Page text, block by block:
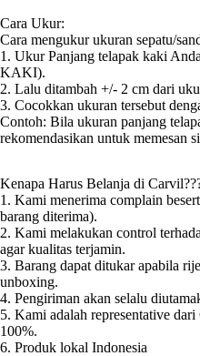
Cara Ukur:
Cara mengukur ukuran sepatu/
1. Ukur Panjang telapak kaki
KAKI).
2. Lalu ditambah +/- 2 cm dari
3. Cocokkan ukuran tersebut
Contoh: Bila ukuran panjang
rekomendasikan untuk memesan
Kenapa Harus Belanja di
1. Kami menerima complain
barang diterima).
2. Kami melakukan control
agar kualitas terjamin.
3. Barang dapat ditukar apabila
unboxing.
4. Pengiriman akan selalu
5. Kami adalah representative
100%.
6. Produk lokal Indonesia